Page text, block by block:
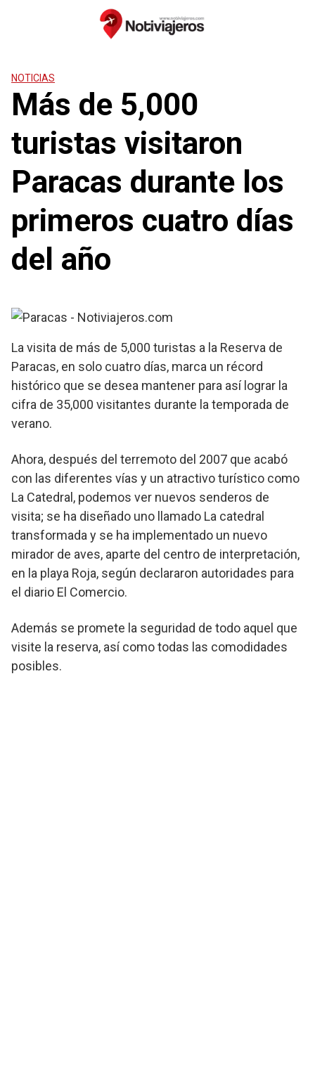
NOTICIAS
Más de 5,000
turistas visitaron
Paracas durante los
primeros cuatro días
del año
La visita de más de 5,000 turistas a la Reserva de
Paracas, en solo cuatro días, marca un récord
histórico que se desea mantener para así lograr la
cifra de 35,000 visitantes durante la temporada de
verano.
Ahora, después del terremoto del 2007 que acabó
con las diferentes vías y un atractivo turístico como
La Catedral, podemos ver nuevos senderos de
visita; se ha diseñado uno llamado La catedral
transformada y se ha implementado un nuevo
mirador de aves, aparte del centro de interpretación,
en la playa Roja, según declararon autoridades para
el diario El Comercio.
Además se promete la seguridad de todo aquel que
visite la reserva, así como todas las comodidades
posibles.